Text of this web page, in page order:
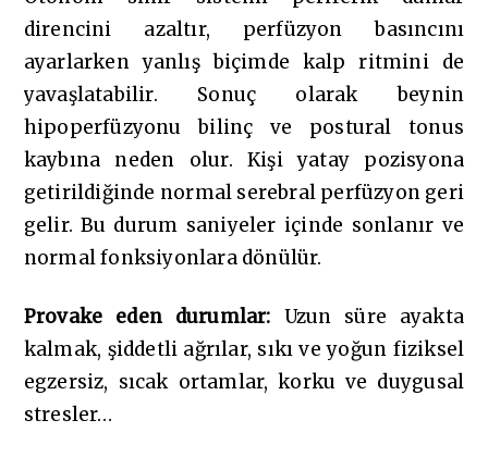
direncini azaltır, perfüzyon basıncını
ayarlarken yanlış biçimde kalp ritmini de
yavaşlatabilir. Sonuç olarak beynin
hipoperfüzyonu bilinç ve postural tonus
kaybına neden olur. Kişi yatay pozisyona
getirildiğinde normal serebral perfüzyon geri
gelir. Bu durum saniyeler içinde sonlanır ve
normal fonksiyonlara dönülür.
Provake eden durumlar: Uzun süre ayakta
kalmak, şiddetli ağrılar, sıkı ve yoğun fiziksel
egzersiz, sıcak ortamlar, korku ve duygusal
stresler…